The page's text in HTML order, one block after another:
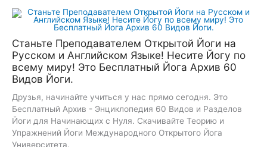
Перейти
Станьте Преподавателем Открытой Йоги на
Русском и Английском Языке! Несите Йогу по
всему миру! Это Бесплатный Йога Архив 60
Видов Йоги.
Друзья, начинайте учиться у нас прямо сегодня. Это
Бесплатный Архив - Энциклопедия 60 Видов и Разделов
Йоги для Начинающих с Нуля. Скачивайте Теорию и
Упражнений Йоги Международного Открытого Йога
Университета.